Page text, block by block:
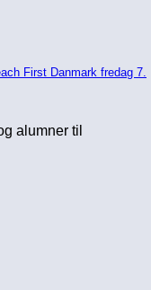
First Danmark fredag 7.
alumner til